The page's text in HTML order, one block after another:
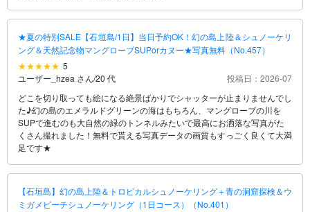
★夏の特別SALE【石垣島/1日】当日予約OK！幻の島上陸＆シュノーケリ
ング＆天然記念物マングローブSUPorカヌー★写真無料（No.457）
5
ユーザー_hzea さん/20 代
投稿日：2026-07
どこを切り取っても絵になる絶景ばかりでシャッターが止まりませんでし
た♪幻の島のエメラルドグリーンの海はもちろん、マングローブの川を
SUPで進むのも大自然の緑のトンネルみたいで最高にお洒落な写真がた
くさん撮れました！無料で貰える写真データの画質もすっごく良くて大満
足です★
【石垣島】幻の島上陸＆トロピカルシュノーケリング＋青の洞窟探検＆ウ
ミガメビーチシュノーケリング（1日コース）（No.401）